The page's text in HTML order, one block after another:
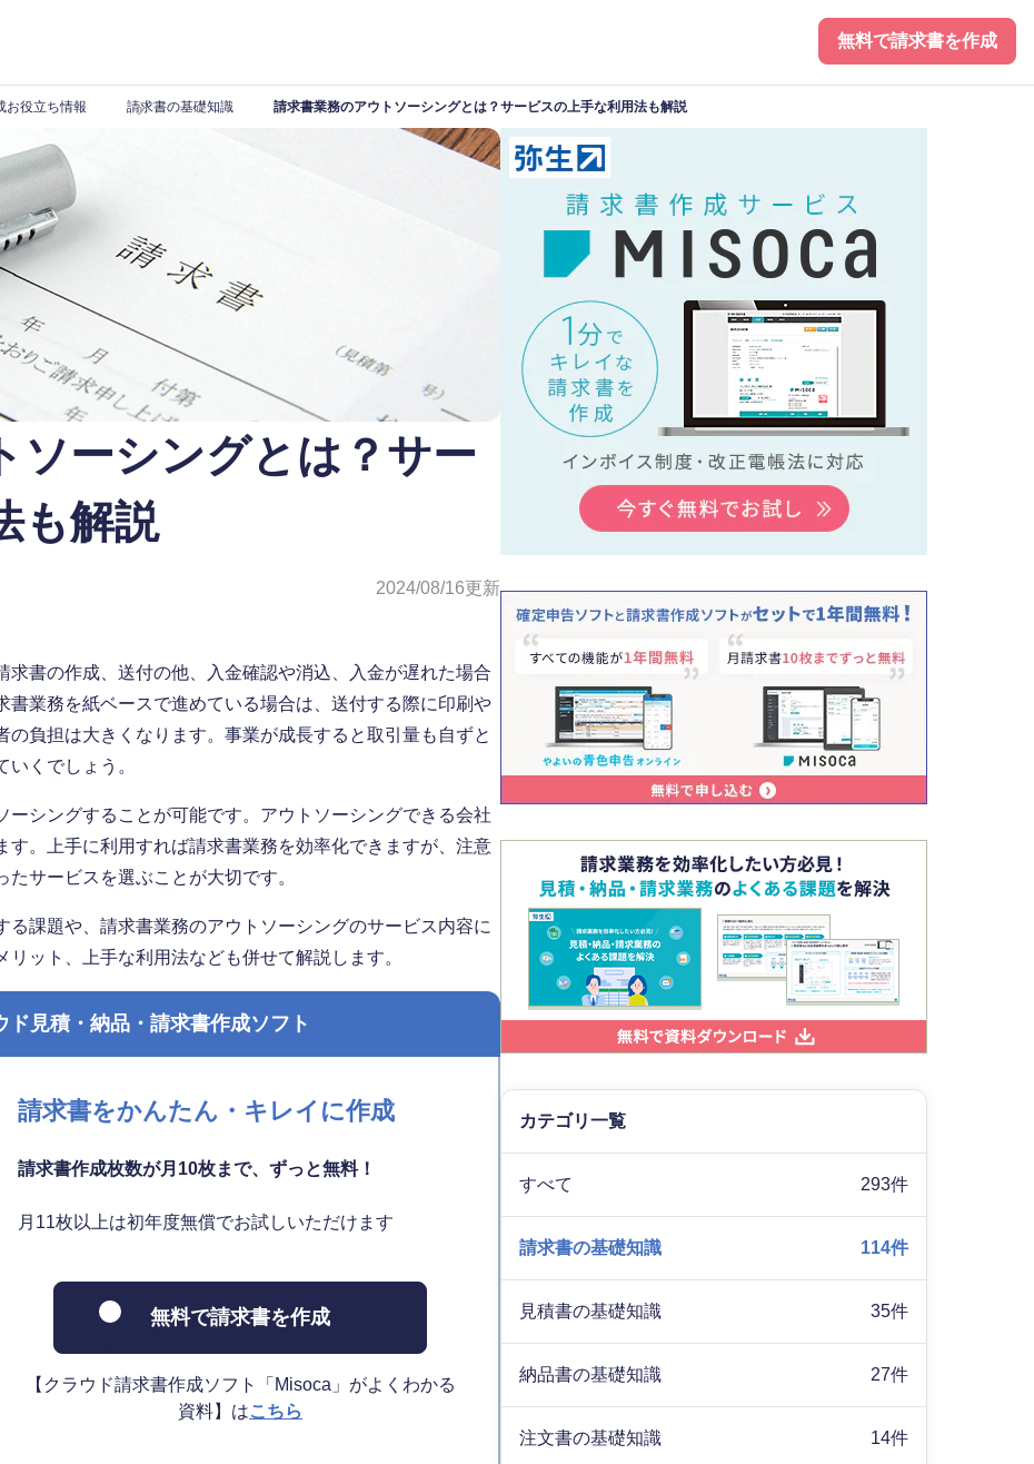
無料で請求書を作成
お役立ち情報 請求書の基礎知識 請求書業務のアウトソーシングとは？サービスの上手な利用法も解説
ソーシングとは？サー
も解説
2024/08/16更新
書の作成、送付の他、入金確認や消込、入金が遅れた場合
業務を紙ベースで進めている場合は、送付する際に印刷や
負担は大きくなります。事業が成長すると取引量も自ずと
くでしょう。
シングすることが可能です。アウトソーシングできる会社
。上手に利用すれば請求書業務を効率化できますが、注意
サービスを選ぶことが大切です。
課題や、請求書業務のアウトソーシングのサービス内容に
ット、上手な利用法なども併せて解説します。
ド見積・納品・請求書作成ソフト
請求書をかんたん・キレイに作成
請求書作成枚数が月10枚まで、ずっと無料！
月11枚以上は初年度無償でお試しいただけます
無料で請求書を作成
【クラウド請求書作成ソフト「Misoca」がよくわかる
資料】はこちら
カテゴリ一覧
すべて 293件
請求書の基礎知識 114件
見積書の基礎知識 35件
納品書の基礎知識 27件
注文書の基礎知識 14件